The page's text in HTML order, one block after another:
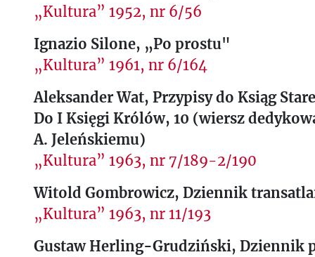
„Kultura” 1952, nr 6/56
Ignazio Silone, „Po prostu"
„Kultura” 1961, nr 6/164
Aleksander Wat, Przypisy do Ksiąg
Do I Księgi Królów, 10 (wiersz
A. Jeleńskiemu)
„Kultura” 1963, nr 7/189-2/190
Witold Gombrowicz, Dziennik
„Kultura” 1963, nr 11/193
Gustaw Herling-Grudziński, Dziennik